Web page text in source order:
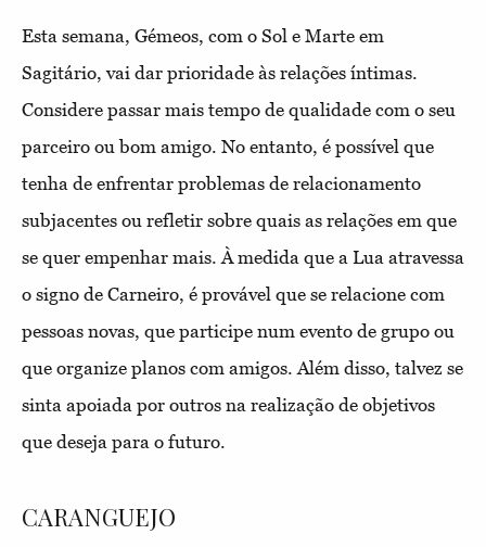
Esta semana, Gémeos, com o Sol e Marte em
Sagitário, vai dar prioridade às relações íntimas.
Considere passar mais tempo de qualidade com o seu
parceiro ou bom amigo. No entanto, é possível que
tenha de enfrentar problemas de relacionamento
subjacentes ou refletir sobre quais as relações em que
se quer empenhar mais. À medida que a Lua atravessa
o signo de Carneiro, é provável que se relacione com
pessoas novas, que participe num evento de grupo ou
que organize planos com amigos. Além disso, talvez se
sinta apoiada por outros na realização de objetivos
que deseja para o futuro.
CARANGUEJO